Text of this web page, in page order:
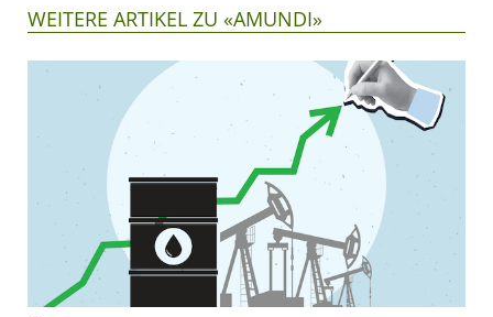
WEITERE ARTIKEL ZU «AMUNDI»